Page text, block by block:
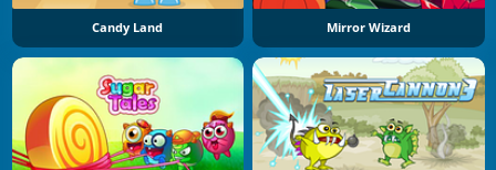
Candy Land Mirror Wizard